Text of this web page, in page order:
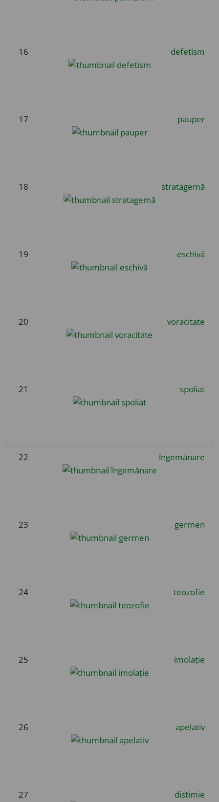
16 defetism
17 pauper
18 stratagemă
19 eschivă
20 voracitate
21 spoliat
22 îngemănare
23 germen
24 teozofie
25 imolație
26 apelativ
27 distimie